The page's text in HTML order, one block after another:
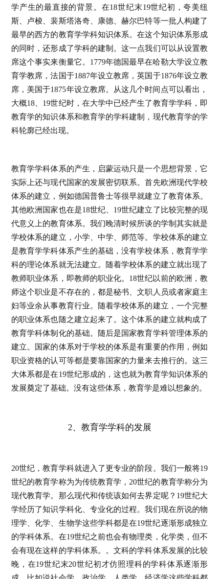
学产生的最直接的背景。在18世纪末19世纪初，夸美纽
斯、卢梭、裴斯塔洛奇、康德、赫尔巴特等一批人构建了
最早的西方的教育学学科知识体系。在这个知识体系形成
的同时，还形成了学科的建制。这一点我们可以从设置教
席这个事实来衡量它。1779年德国最早在哈勒大学设立教
育学教席，法国于1887年设立教席，英国于1876年设立教
席，美国于1875年设立教席。从这几个时间点可以看出，
大概18、19世纪时，在大学中已经产生了教育学学科，即
教育学的知识体系和教育学的学科建制，现代教育学的学
科轮廓已经出现。
教育学学科体系的产生，启蒙运动只是一个思想背景，它
实际上还与现代国家的发展密切联系。首先欧洲现代学校
体系的建立，例如德国普鲁士等很早就建立了教育体系。
其他欧洲国家也在是18世纪、19世纪建立了比较完整的现
代意义上的教育体系。我们晚清时候所谈的学制其实就是
学校体系的建立，小学、中学、师范等。学校体系的建立
是教育学学科体系产生的基础，没有学校体系，教育学学
科的理论体系就无法建立。随着学校体系的建立就出现了
教师职业体系，即教师的职业化。18世纪以前的欧洲，教
师这个职业是不存在的，都是秘书、文职人员或者家庭主
妇等业余从事教育行业。随着学校体系的建立，一个完整
的职业体系也随之建立起来了。这个体系的建立就构成了
教育学科体制化的基础。随后是国家教育学科管理体系的
建立。国家的体系对于学校的体系是有重要的作用，例如
职业资格的认可等都是要靠国家的力量来去推行的。这三
大体系都是在19世纪形成的，这也就为教育学知识体系的
发展奠定了基础。没有这些体系，教育学是难以想象的。
2、教育学学科的发展
20世纪，教育学科就进入了更专业的阶段。我们一般将19
世纪的教育学称为为传统教育学，20世纪的教育学称分为
现代教育学。那么现代和传统该如何去界定呢？19世纪大
学经历了知识学科化、专业化的过程。我们现在所说的物
理学、化学、生物学这些学科都是在19世纪逐渐形成独立
的学科体系。在19世纪之前也会有物理类，化学类，但不
会有现在这样的学科体系。。文科的学科体系发展的比较
晚，在19世纪末20世纪初才仿照理科的学科体系逐渐形